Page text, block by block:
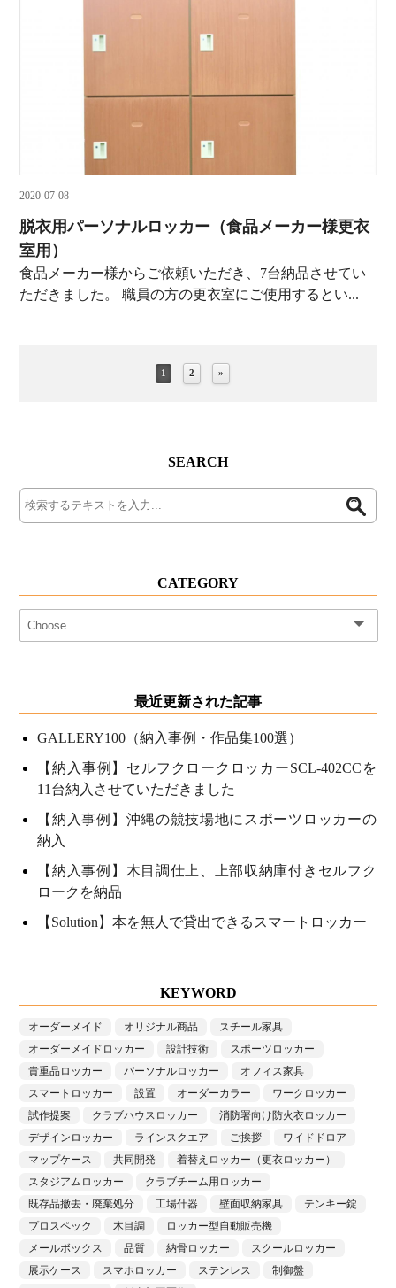
2020-07-08
脱衣用パーソナルロッカー（食品メーカー様更衣
室用）
食品メーカー様からご依頼いただき、7台納品させてい
ただきました。 職員の方の更衣室にご使用するとい...
1 2 »
SEARCH
CATEGORY
最近更新された記事
GALLERY100（納入事例・作品集100選）
【納入事例】セルフクロークロッカーSCL-402CCを
11台納入させていただきました
【納入事例】沖縄の競技場地にスポーツロッカーの
納入
【納入事例】木目調仕上、上部収納庫付きセルフク
ロークを納品
【Solution】本を無人で貸出できるスマートロッカー
KEYWORD
オーダーメイド オリジナル商品
スチール家具
オーダーメイドロッカー
設計技術
スポーツロッカー
貴重品ロッカー
パーソナルロッカー
オフィス家具
スマートロッカー
設置 オーダーカラー
ワークロッカー
試作提案
クラブハウスロッカー
消防署向け防火衣ロッカー
デザインロッカー
ラインスクエア ご挨拶
ワイドドロア
マップケース
共同開発
着替えロッカー（更衣ロッカー）
スタジアムロッカー
クラブチーム用ロッカー
既存品撤去・廃棄処分
工場什器 壁面収納家具
テンキー錠
プロスペック
木目調
ロッカー型自動販売機
メールボックス
品質 納骨ロッカー
スクールロッカー
展示ケース
スマホロッカー ステンレス
制御盤